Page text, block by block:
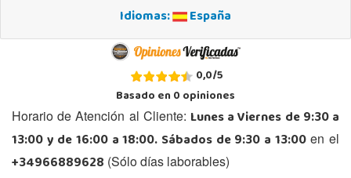
Idiomas: España
0,0/5
Basado en0opiniones
Horario de Atención al Cliente: Lunes a Viernes de 9:30 a
13:00 y de 16:00 a 18:00. Sábados de 9:30 a 13:00en el
+34966889628 (Sólo días laborables)